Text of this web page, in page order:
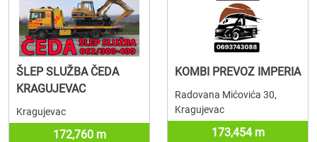
ŠLEP SLUŽBA ČEDA
KRAGUJEVAC
Kragujevac
172,760 m
KOMBI PREVOZ IMPERIA
Radovana Mićovića 30,
Kragujevac
173,454 m